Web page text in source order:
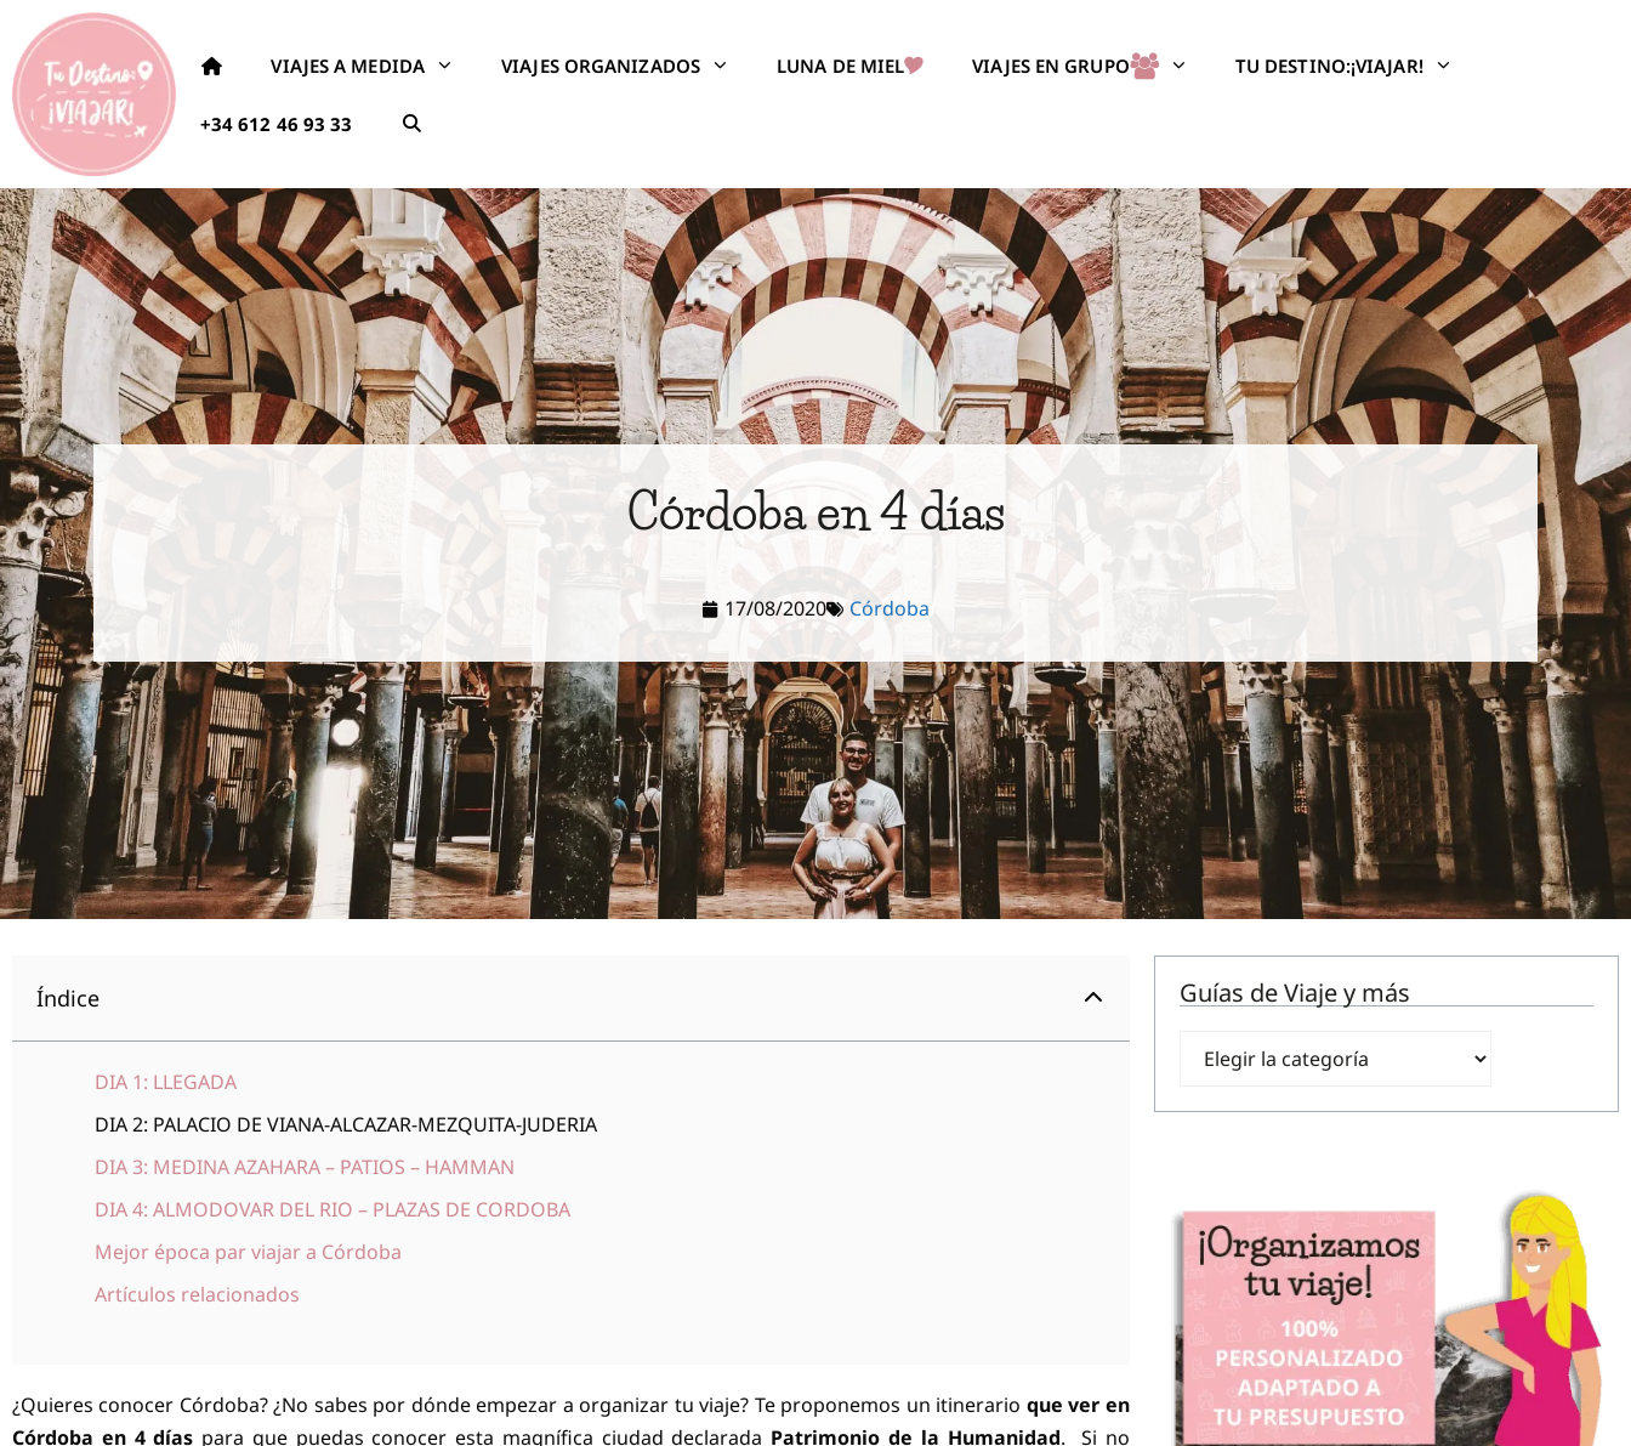
VIAJES A MEDIDA VIAJES ORGANIZADOS LUNA DE MIEL VIAJES EN GRUPO TU DESTINO:¡VIAJAR!
+34 612 46 93 33
Córdoba en 4 días
17/08/2020 Córdoba
Índice
DIA 1: LLEGADA
DIA 2: PALACIO DE VIANA-ALCAZAR-MEZQUITA-JUDERIA
DIA 3: MEDINA AZAHARA – PATIOS – HAMMAN
DIA 4: ALMODOVAR DEL RIO – PLAZAS DE CORDOBA
Mejor época par viajar a Córdoba
Artículos relacionados
¿Quieres conocer Córdoba? ¿No sabes por dónde empezar a organizar tu viaje? Te proponemos un itinerario que ver en
Córdoba en 4 días para que puedas conocer esta magnífica ciudad declarada Patrimonio de la Humanidad. Si no
Guías de Viaje y más